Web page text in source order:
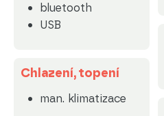
bluetooth
USB
Chlazení, topení
man. klimatizace